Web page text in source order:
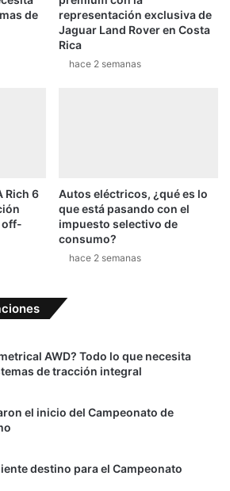
de
representación exclusiva de
Jaguar Land Rover en Costa
Rica
hace 2 semanas
Rich 6
off-
Autos eléctricos, ¿qué es lo
que está pasando con el
impuesto selectivo de
consumo?
hace 2 semanas
AWD? Todo lo que necesita
de tracción integral
el inicio del Campeonato de
destino para el Campeonato